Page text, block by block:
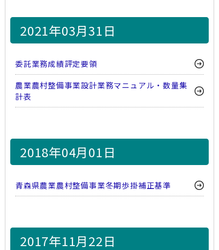
2021年03月31日
委託業務成績評定要領
農業農村整備事業設計業務マニュアル・数量集
計表
2018年04月01日
青森県農業農村整備事業冬期歩掛補正基準
2017年11月22日